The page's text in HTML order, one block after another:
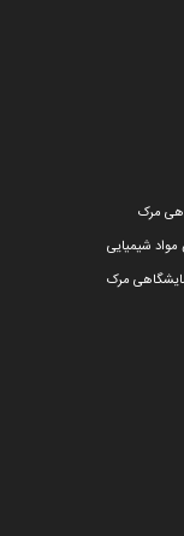
مرک
شیمیایی
مرک